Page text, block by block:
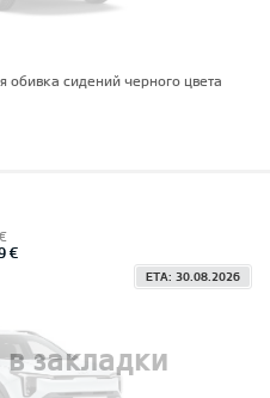
обивка сидений черного цвета
закладки
€
ETA: 30.08.2026